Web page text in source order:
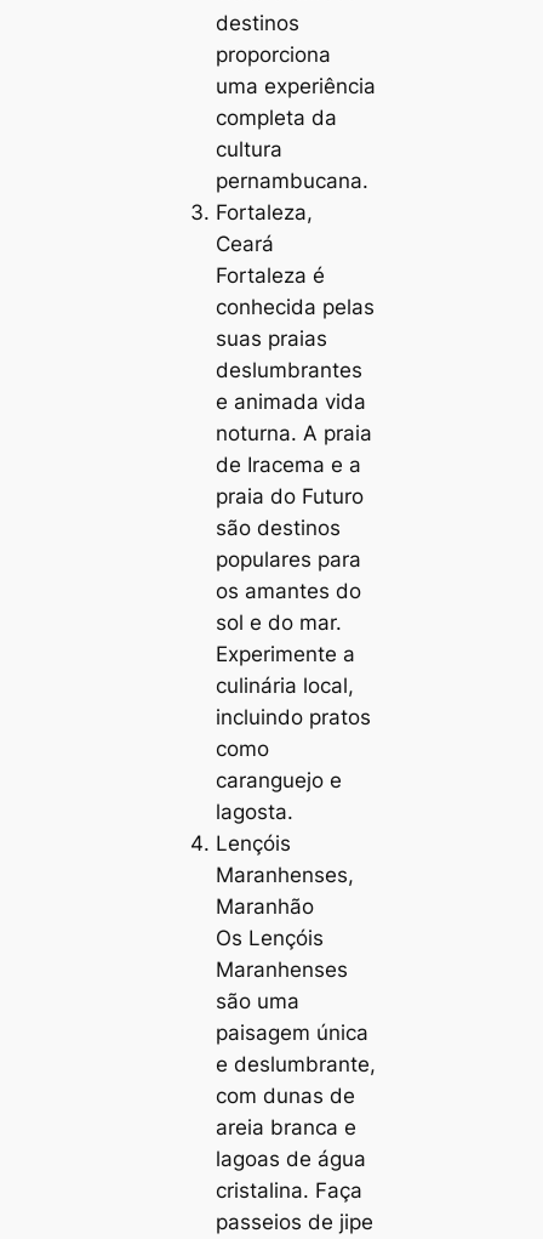
destinos
proporciona
uma experiência
completa da
cultura
pernambucana.
Fortaleza,
Ceará
Fortaleza é
conhecida pelas
suas praias
deslumbrantes
e animada vida
noturna. A praia
de Iracema e a
praia do Futuro
são destinos
populares para
os amantes do
sol e do mar.
Experimente a
culinária local,
incluindo pratos
como
caranguejo e
lagosta.
Lençóis
Maranhenses,
Maranhão
Os Lençóis
Maranhenses
são uma
paisagem única
e deslumbrante,
com dunas de
areia branca e
lagoas de água
cristalina. Faça
passeios de jipe